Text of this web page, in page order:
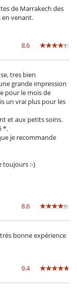
de Marrakech des
en venant.
8.6
tres bien
grande impression
pour le mois de
un vrai plus pour les
et aux petits soins.
*.
je recommande
toujours :-)
8.6
bonne expérience
9.4